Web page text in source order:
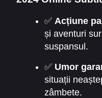
spectatorilor râsete
✅ Acțiune
și aventuri
suspansul.
✅ Umor
situații
zâmbete.